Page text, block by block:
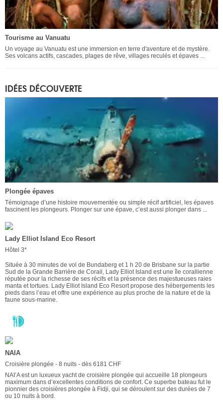
Tourisme au Vanuatu
Un voyage au Vanuatu est une immersion en terre d'aventure et de mystère.
Ses volcans actifs, cascades, plages de rêve, villages reculés et épaves ...
IDÉES DÉCOUVERTE
Plongée épaves
Témoignage d’une histoire mouvementée ou simple récif artificiel, les épaves
fascinent les plongeurs. Plonger sur une épave, c’est aussi plonger dans ...
Lady Elliot Island Eco Resort
Hôtel 3*
Située à 30 minutes de vol de Bundaberg et 1 h 20 de Brisbane sur la partie
Sud de la Grande Barrière de Corail, Lady Elliot Island est une île corallienne
réputée pour la richesse de ses récifs et la présence des majestueuses raies
manta et tortues. Lady Elliot Island Eco Resort propose des hébergements les
pieds dans l’eau et offre une expérience au plus proche de la nature et de la
faune sous-marine.
NAIA
Croisière plongée - 8 nuits - dès 6181 CHF
NAI’A est un luxueux yacht de croisière plongée qui accueille 18 plongeurs
maximum dans d’excellentes conditions de confort. Ce superbe bateau fut le
pionnier des croisières plongée à Fidji, qui se déroulent sur des durées de 7
ou 10 nuits à bord.